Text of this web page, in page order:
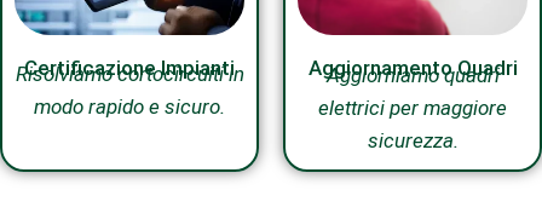
Certificazione Impianti
Risolviamo cortocircuiti in
modo rapido e sicuro.
Aggiornamento Quadri
Aggiorniamo quadri
elettrici per maggiore
sicurezza.